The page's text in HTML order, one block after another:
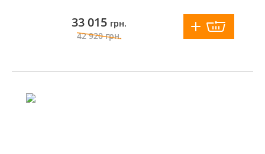
33 015 грн.
42 920грн.